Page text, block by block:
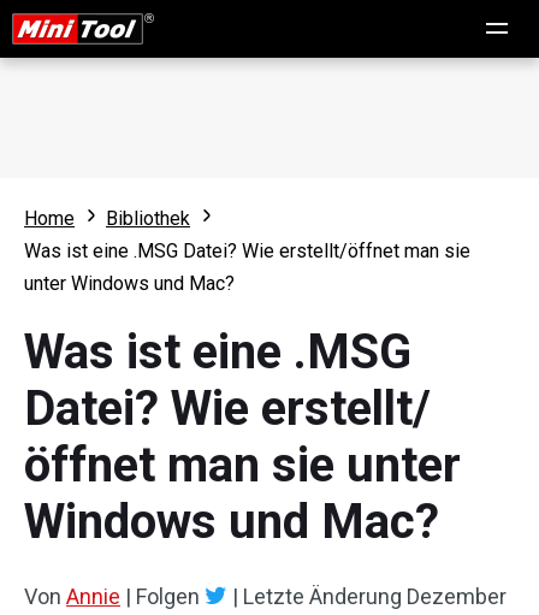
Home
Bibliothek
Was ist eine .MSG Datei? Wie erstellt/öffnet man sie
unter Windows und Mac?
Was ist eine .MSG
Datei? Wie erstellt/
öffnet man sie unter
Windows und Mac?
Von Annie | Folgen | Letzte Änderung Dezember